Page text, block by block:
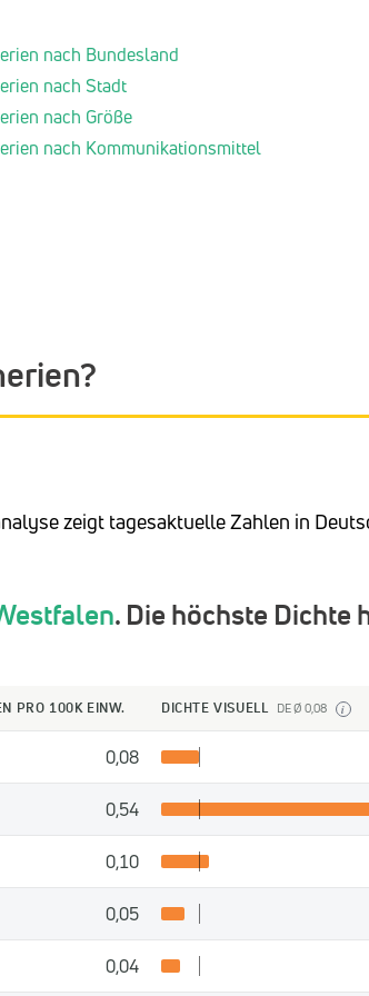
nach Bundesland
nach Stadt
nach Größe
nach Kommunikationsmittel
zeigt tagesaktuelle Zahlen in
. Die höchste Dichte
PRO 100K EINW. DICHTE VISUELL DE Ø 0,08 i
0,08
0,54
0,10
0,05
0,04